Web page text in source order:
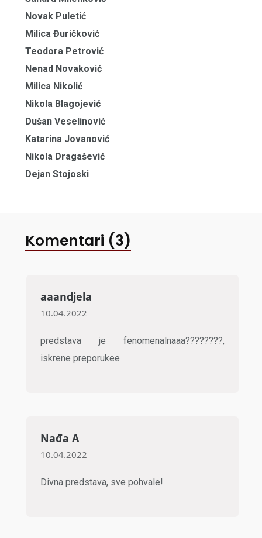
Novak Puletić
Milica Đuričković
Teodora Petrović
Nenad Novaković
Milica Nikolić
Nikola Blagojević
Dušan Veselinović
Katarina Jovanović
Nikola Dragašević
Dejan Stojoski
Komentari (3)
aaandjela
10.04.2022
predstava je fenomenalnaaa????????,
iskrene preporukee
Nađa A
10.04.2022
Divna predstava, sve pohvale!